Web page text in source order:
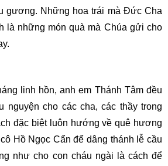
gương. Những hoa trái mà Đức Cha
là những món quà mà Chúa gửi cho
linh hồn, anh em Thánh Tâm đều
nguyện cho các cha, các thầy trong
đặc biệt luôn hướng về quê hương
Hồ Ngọc Cẩn để dâng thánh lễ cầu
như cho con cháu ngài là cách để